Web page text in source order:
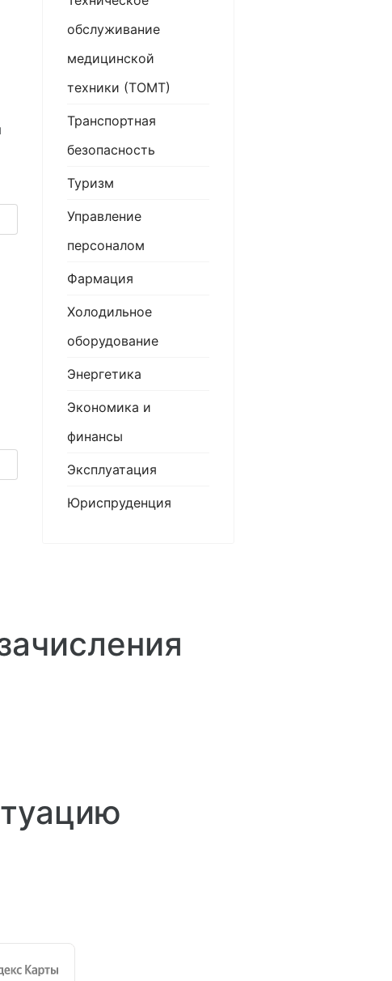
обслуживание
медицинской
техники (ТОМТ)
Транспортная
безопасность
Туризм
Управление
персоналом
Фармация
Холодильное
оборудование
Энергетика
Экономика и
финансы
Эксплуатация
Юриспруденция